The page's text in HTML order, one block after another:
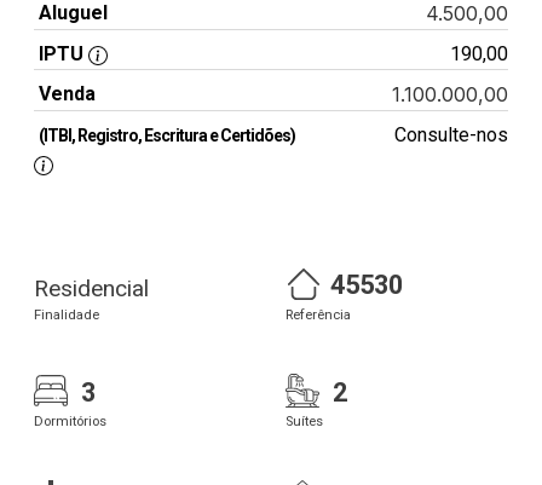
Aluguel 4.500,00
IPTU
190,00
Venda
1.100.000,00
(ITBI, Registro, Escritura e Certidões) Consulte-nos
Residencial
Finalidade
45530
Referência
3
Dormitórios
2
Suítes